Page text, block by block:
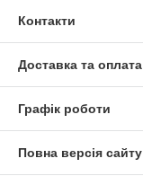
Контакти
Доставка та оплата
Графік роботи
Повна версія сайту